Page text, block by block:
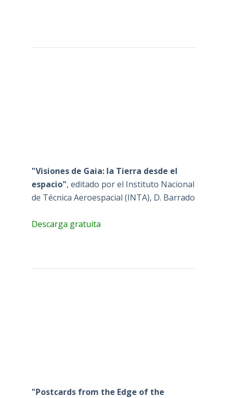
"Visiones de Gaia: la Tierra desde el
espacio", editado por el Instituto Nacional
de Técnica Aeroespacial (INTA), D. Barrado
Descarga gratuita
"Postcards from the Edge of the